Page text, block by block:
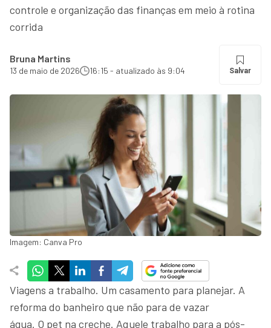
controle e organização das finanças em meio à rotina
corrida
Bruna Martins
13 de maio de 2026 16:15 - atualizado às 9:04 Salvar
Imagem: Canva Pro
Viagens a trabalho. Um casamento para planejar. A
reforma do banheiro que não para de vazar
água. O pet na creche. Aquele trabalho para a pós-